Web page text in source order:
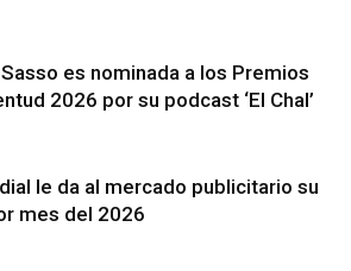
es nominada a los Premios
2026 por su podcast ‘El Chal’
le da al mercado publicitario su
mes del 2026